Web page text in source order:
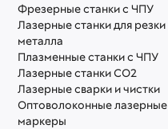
Фрезерные станки с ЧПУ
Лазерные станки для резки
металла
Плазменные станки с ЧПУ
Лазерные станки СО2
Лазерные сварки и чистки
Оптоволоконные лазерные
маркеры